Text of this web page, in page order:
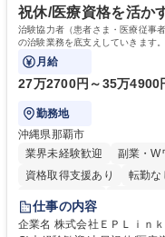
力： 資格：
祝休/医療資格を活か
治験協力者（患者さま・医療従事
の治験業務を底支えしていきます
が身につく社会貢献度の高い仕事で
月給
27万2700円～35万4900
勤務地
沖縄県那覇市
業界未経験歓迎
副業・W
資格取得支援あり
転勤な
完全週休2日制
仕事の内容
企業名 株式会社ＥＰＬｉｎｋ 求人名 【沖縄】治験コーディネーター(CR